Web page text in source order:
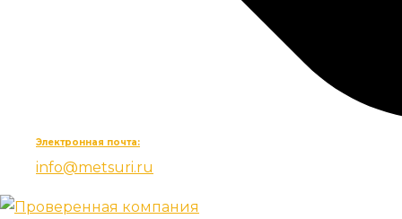
Электронная почта:
info@metsuri.ru